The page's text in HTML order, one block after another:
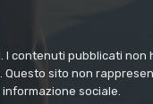
I contenuti pubblicati non
sito non
sociale.